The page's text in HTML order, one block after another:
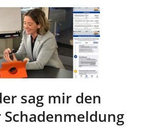
sag mir den